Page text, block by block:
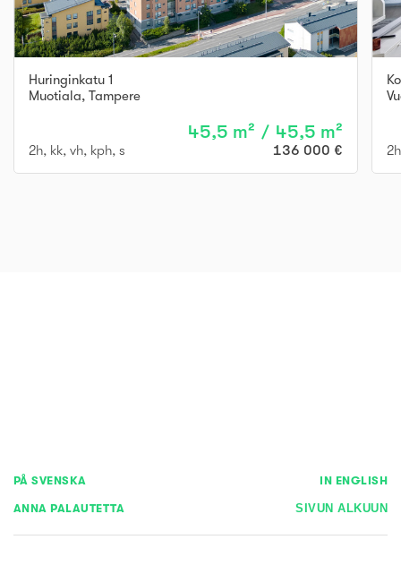
Huringinkatu 1
Muotiala, Tampere
45,5 m² / 45,5 m²
2h, kk, vh, kph, s 136 000 €
PÅ SVENSKA IN ENGLISH
ANNA PALAUTETTA SIVUN ALKUUN